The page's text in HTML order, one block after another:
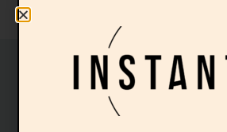
DEMANDEZ DÈS